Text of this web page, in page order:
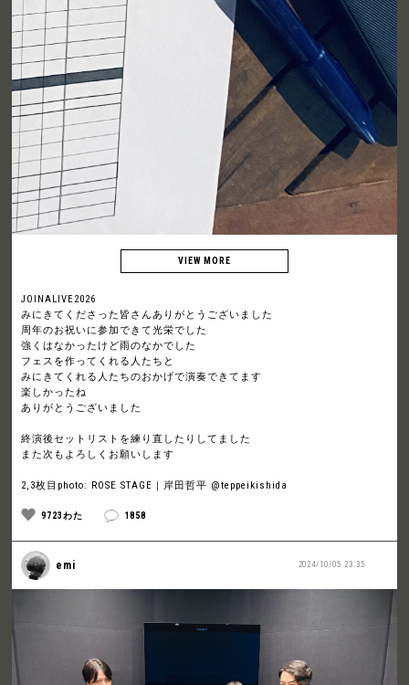
JOINALIVE2026
みにきてくださった皆さんありがとうございました
周年のお祝いに参加できて光栄でした
強くはなかったけど雨のなかでした
フェスを作ってくれる人たちと
みにきてくれる人たちのおかげで演奏できてます
楽しかったね
ありがとうございました
終演後セットリストを練り直したりしてました
また次もよろしくお願いします
2,3枚目photo: ROSE STAGE｜岸田哲平 @teppeikishida
9723わた 1858
2024/10/05 23:35
emi